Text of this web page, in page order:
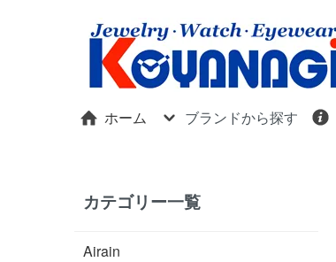
ホーム ブランドから探す
カテゴリー一覧
Airain